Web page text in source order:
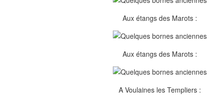
Aux étangs des Marots :
Aux étangs des Marots :
A Voulaines les Templiers :